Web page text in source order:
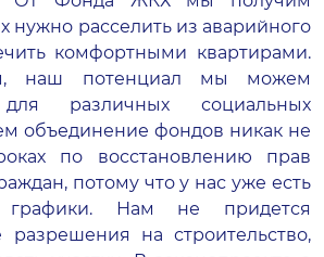
нужно расселить из аварийного
комфортными квартирами.
наш потенциал мы можем
для различных социальных
объединение фондов никак не
по восстановлению прав
потому что у нас уже есть
графики. Нам не придется
разрешения на строительство,